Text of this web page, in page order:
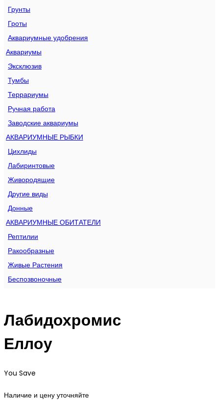
Грунты
Гроты
Аквариумные удобрения
Аквариумы
Эксклюзив
Тумбы
Террариумы
Ручная работа
Заводские аквариумы
АКВАРИУМНЫЕ РЫБКИ
Цихлиды
Лабиринтовые
Живородящие
Другие виды
Донные
АКВАРИУМНЫЕ ОБИТАТЕЛИ
Рептилии
Ракообразные
Живые Растения
Беспозвоночные
Лабидохромис
Еллоу
You Save
Наличие и цену уточняйте